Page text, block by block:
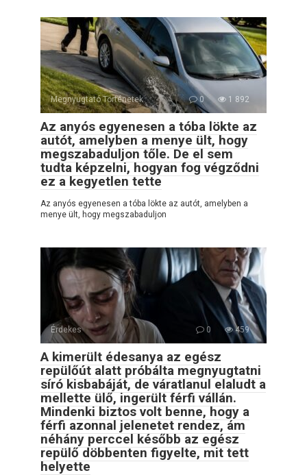
Megnyugtató Történetek 0 1 892
Az anyós egyenesen a tóba lökte az
autót, amelyben a menye ült, hogy
megszabaduljon tőle. De el sem
tudta képzelni, hogyan fog végződni
ez a kegyetlen tette
Az anyós egyenesen a tóba lökte az autót, amelyben a
menye ült, hogy megszabaduljon
Érdekes 0 459
A kimerült édesanya az egész
repülőút alatt próbálta megnyugtatni
síró kisbabáját, de váratlanul elaludt a
mellette ülő, ingerült férfi vállán.
Mindenki biztos volt benne, hogy a
férfi azonnal jelenetet rendez, ám
néhány perccel később az egész
repülő döbbenten figyelte, mit tett
helyette